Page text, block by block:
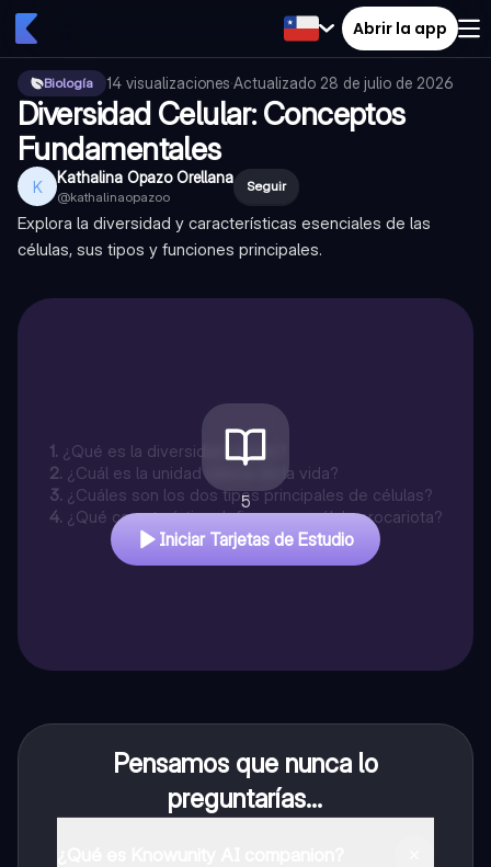
Abrir la app
Biología 14 visualizaciones·Actualizado 28 de julio de 2026
Diversidad Celular: Conceptos
Fundamentales
K Kathalina Opazo Orellana
@kathalinaopazoo
Seguir
Explora la diversidad y características esenciales de las
células, sus tipos y funciones principales.
1. ¿Qué es la diversidad celular?
2. ¿Cuál es la unidad básica de la vida?
3. ¿Cuáles son los dos tipos principales de células?
4. ¿Qué característica define a una célula procariota?
5
Iniciar Tarjetas de Estudio
Pensamos que nunca lo
preguntarías...